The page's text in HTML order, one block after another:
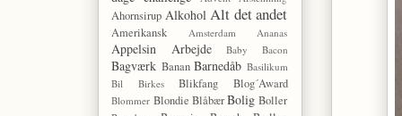
Ahornsirup Alkohol Alt det andet
Amerikansk Amsterdam Ananas
Appelsin Arbejde Baby Bacon
Bagværk Banan Barnedåb Basilikum
Bil
Birkes Blikfang Blog´Award
Blommer Blondie BlåbærBolig Boller